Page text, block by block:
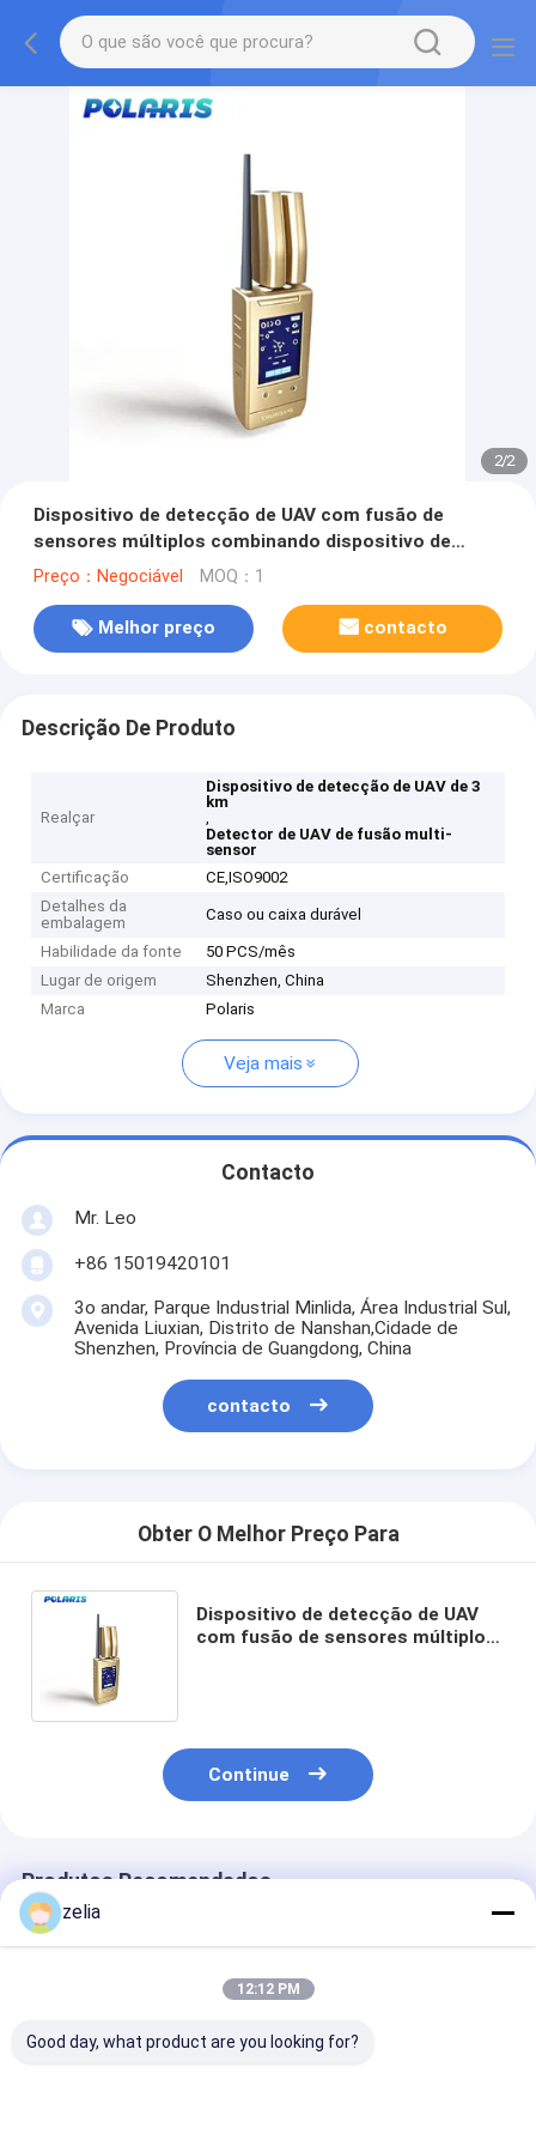
2/2
Dispositivo de detecção de UAV com fusão de
sensores múltiplos combinando dispositivo de
simulação de drones
Preço：Negociável MOQ：1
Melhor preço contacto
Descrição De Produto
Realçar
Dispositivo de detecção de UAV de 3
km
,
Detector de UAV de fusão multi-
sensor
Certificação
CE,ISO9002
Detalhes da
embalagem
Caso ou caixa durável
Habilidade da fonte
50 PCS/mês
Lugar de origem
Shenzhen, China
Marca
Polaris
Veja mais
Contacto
Mr. Leo
+86 15019420101
3o andar, Parque Industrial Minlida, Área Industrial Sul,
Avenida Liuxian, Distrito de Nanshan,Cidade de
Shenzhen, Província de Guangdong, China
contacto
Obter O Melhor Preço Para
Dispositivo de detecção de UAV
com fusão de sensores múltiplos
Continue
Produtos Recomendados
zelia
12:12 PM
Good day, what product are you looking for?